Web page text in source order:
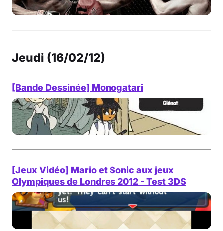
Jeudi (16/02/12)
[Bande Dessinée] Monogatari
[Jeux Vidéo] Mario et Sonic aux jeux
Olympiques de Londres 2012 - Test 3DS